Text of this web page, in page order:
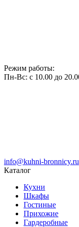
Режим работы:
Пн-Вс: с 10.00 до
info@kuhni-bronnicy.ru
Каталог
Кухни
Шкафы
Гостиные
Прихожие
Гардеробные